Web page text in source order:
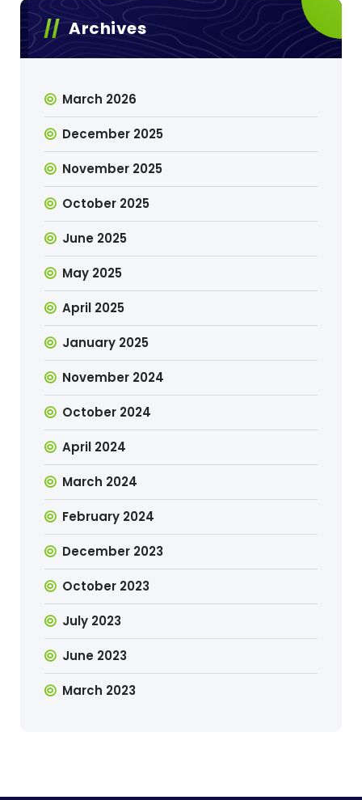
Archives
March 2026
December 2025
November 2025
October 2025
June 2025
May 2025
April 2025
January 2025
November 2024
October 2024
April 2024
March 2024
February 2024
December 2023
October 2023
July 2023
June 2023
March 2023